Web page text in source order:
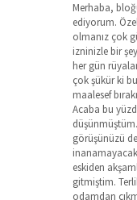
Merhaba,
ediyorum.
olmanız çok
izninizle bir
her gün
çok şükür ki
maalesef
Acaba bu
görüşünüzü
eskiden
gitmiştim.
odamdan